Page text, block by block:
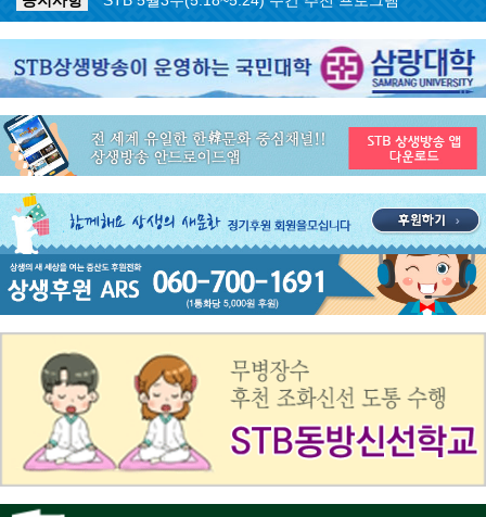
공지사항
ON AIR 서비스 장애 복구 안내
공지사항
STB 5월4주(5.25~5.31) 주간 추천 프로그램
공지사항
STB 4월4주(4.20~4.26) 주간 추천 프로그램
STB 4월2주(4.6~4.12) 주간 추천 프로그램
공지사항
STB 4월1주(3.30~4.5) 주간 추천 프로그램
공지사항
STB 3월4주(3.23~3.29) 주간 추천 프로그램